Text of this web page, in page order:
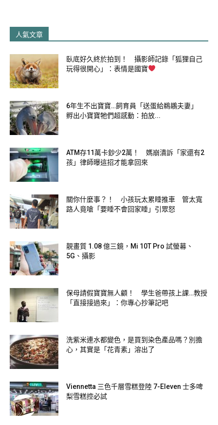
人氣文章
臥底好久終於拍到！ 攝影師記錄「狐狸自己
玩得很開心」：表情是國寶
6年生不出寶寶…飼育員「送蛋給鵜鶘夫妻」
孵出小寶寶牠們超感動：拍放...
ATM存11萬卡鈔少2萬！ 媽崩潰訴「家還有2
孩」律師曝這招才能拿回來
關你什麼事？！ 小孩玩太累睡推車 管太寬
路人竟嗆「要睡不會回家睡」引眾怒
靚畫質 1.08 億三鏡，Mi 10T Pro 試螢幕、
5G、攝影
保母請假寶寶無人顧！ 學生爸帶孩上課…教授
「直接接過來」：你專心抄筆記吧
洗紫米連水都變色，是買到染色產品嗎？別擔
心，其實是「花青素」溶出了
Viennetta 三色千層雪糕登陸 7-Eleven 士多啤
梨雪糕控必試